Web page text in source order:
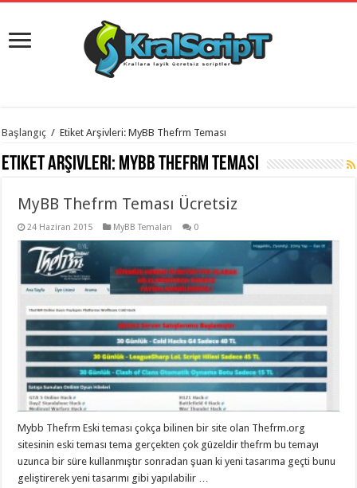
istanbul
evden
eve
organizasyon
gaziantep
evden
taşımacılık,
taşımacılık,
taşımacılık,
evden
taşımacılık,
gaziantep
evden
gaziantep
evden
taşımacılık,
gaziantep
Başlangıç / Etiket Arşivleri: MyBB Thefrm Teması
Etiket Arşivleri: MyBB Thefrm Teması
MyBB Thefrm Teması Ücretsiz
24 Haziran 2015 MyBB Temaları 0
Mybb Thefrm Eski teması çokça bilinen bir site olan Thefrm.org
sitesinin eski teması tema gerçekten çok güzeldir thefrm bu temayı
uzunca bir süre kullanmıştır sonradan şuan ki yeni tasarıma geçti bunu
geliştirerek yeni tasarımı gibi yapılabilir …